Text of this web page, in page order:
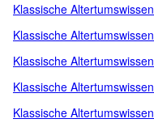
Klassische
Klassische
Klassische
Klassische
Klassische